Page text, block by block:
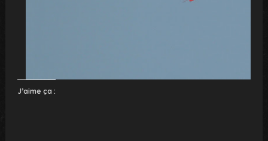
J’aime ça :